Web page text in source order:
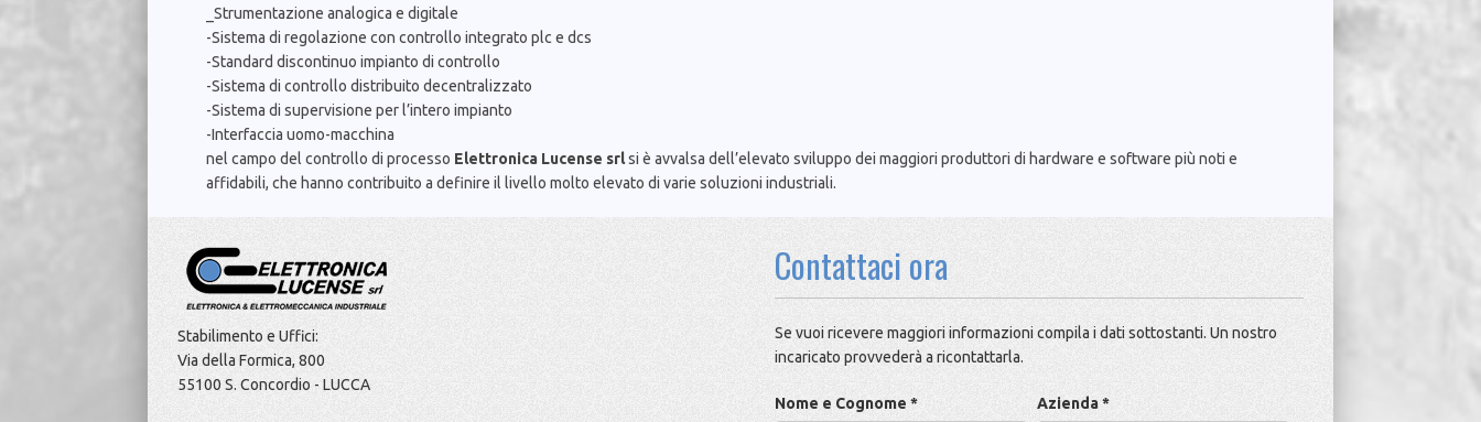
_Strumentazione analogica e digitale
-Sistema di regolazione con controllo integrato plc e dcs
-Standard discontinuo impianto di controllo
-Sistema di controllo distribuito decentralizzato
-Sistema di supervisione per l’intero impianto
-Interfaccia uomo-macchina
nel campo del controllo di processo Elettronica Lucense srlsi è avvalsa dell’elevato sviluppo dei maggiori produttori di hardware e software più noti e
affidabili, che hanno contribuito a definire il livello molto elevato di varie soluzioni industriali.
Contattaci ora
Se vuoi ricevere maggiori informazioni compila i dati sottostanti. Un nostro
incaricato provvederà a ricontattarla.
Nome e Cognome * Azienda *
Stabilimento e Uffici:
Via della Formica, 800
55100 S. Concordio - LUCCA